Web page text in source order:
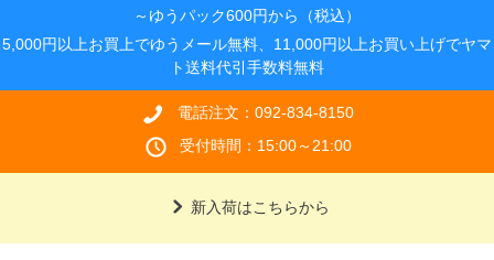
～ゆうパック600円から（税込）
5,000円以上お買上でゆうメール無料、11,000円以上お買い上げでヤマ
ト送料代引手数料無料
電話注文：092-834-8150
受付時間：15:00～21:00
新入荷はこちらから